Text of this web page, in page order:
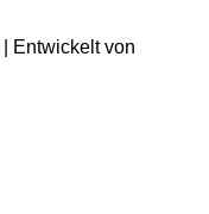
| Entwickelt von